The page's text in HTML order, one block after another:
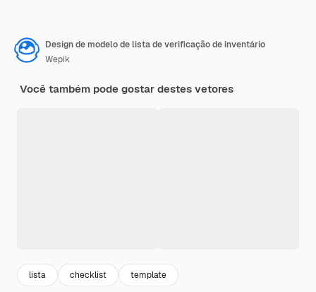
Design de modelo de lista de verificação de inventário
Wepik
Você também pode gostar destes vetores
lista checklist template